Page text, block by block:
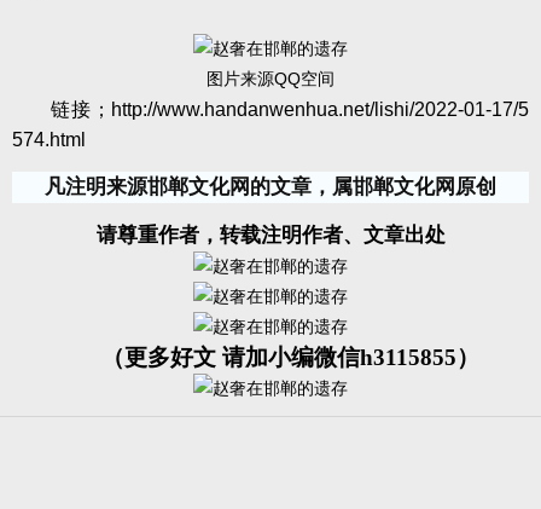
图片来源QQ空间
链接； http://www.handanwenhua.net/lishi/2022-01-17/5
574.html
凡注明来源邯郸文化网的文章，属邯郸文化网原创
请尊重作者，转载注明作者、文章出处
（更多好文 请加小编微信h3115855）